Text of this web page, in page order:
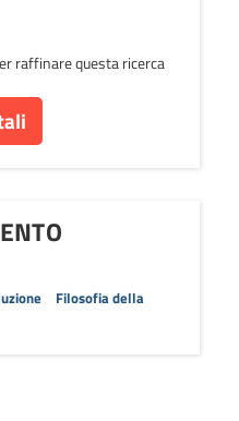
raffinare questa ricerca
Filosofia della